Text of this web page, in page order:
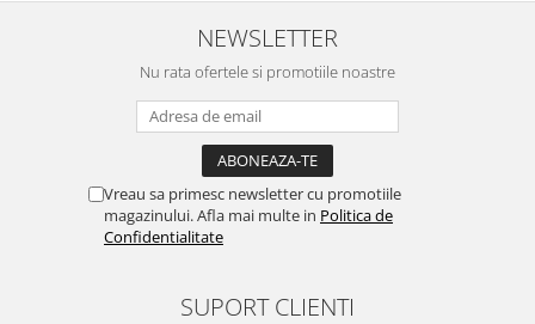
NEWSLETTER
Nu rata ofertele si promotiile noastre
Vreau sa primesc newsletter cu promotiile
magazinului. Afla mai multe in Politica de
Confidentialitate
SUPORT CLIENTI